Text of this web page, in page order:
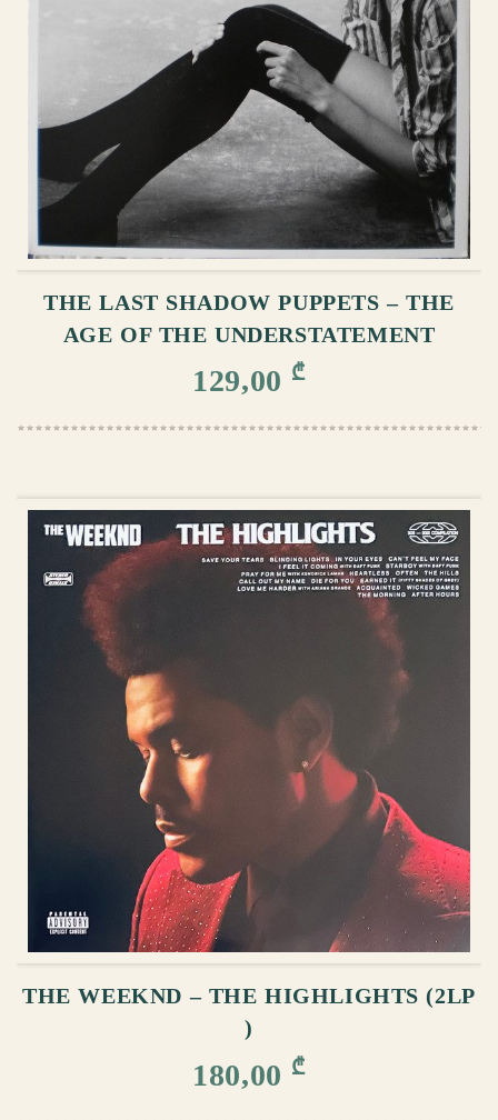
ᲙᲐᲚᲐᲗᲐᲨᲘ ᲓᲐᲛᲐᲢᲔᲑᲐ
THE LAST SHADOW PUPPETS – THE
AGE OF THE UNDERSTATEMENT
129,00 ₾
ᲙᲐᲚᲐᲗᲐᲨᲘ ᲓᲐᲛᲐᲢᲔᲑᲐ
THE WEEKND – THE HIGHLIGHTS (2LP
)
180,00 ₾